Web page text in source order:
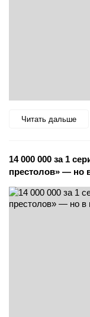
Читать дальше
14 000 000 за 1
престолов» — но